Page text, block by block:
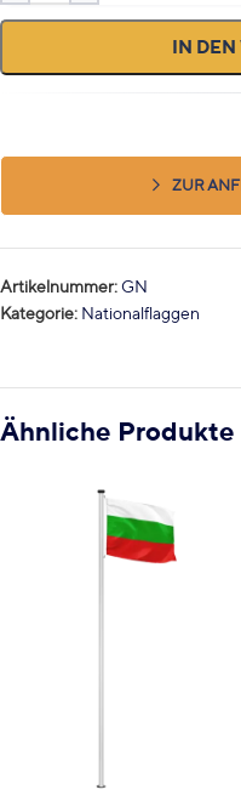
IN
ZUR
Artikelnummer:GN
Kategorie: Nationalflaggen
Ähnliche Produkte